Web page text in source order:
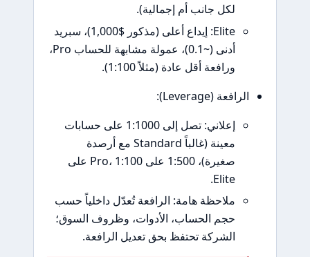
لكل جانب أم إجمالية).
Elite: إيداع أعلى (مذكور $1,000)، سبريد
أدنى (~0.1)، عمولة مشابهة للحساب Pro،
ورافعة أقل عادة (مثلاً 1:100).
الرافعة (Leverage):
إعلاني: تصل إلى 1:1000 على حسابات
معينة (غالباً Standard مع أرصدة
صغيرة)، 1:500 على Pro، 1:100 على
ملاحظة هامة: الرافعة تُعدّل داخلياً حسب
حجم الحساب، الأدوات، وظروف السوق؛
الشركة تحتفظ بحق تعديل الرافعة.